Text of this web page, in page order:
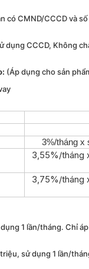
có CMND/CCCD và
dụng CCCD, Không
(Áp dụng cho sản
3%/tháng x
3,55%/tháng
3,75%/tháng
1 lần/tháng. Chỉ
sử dụng 1 lần/